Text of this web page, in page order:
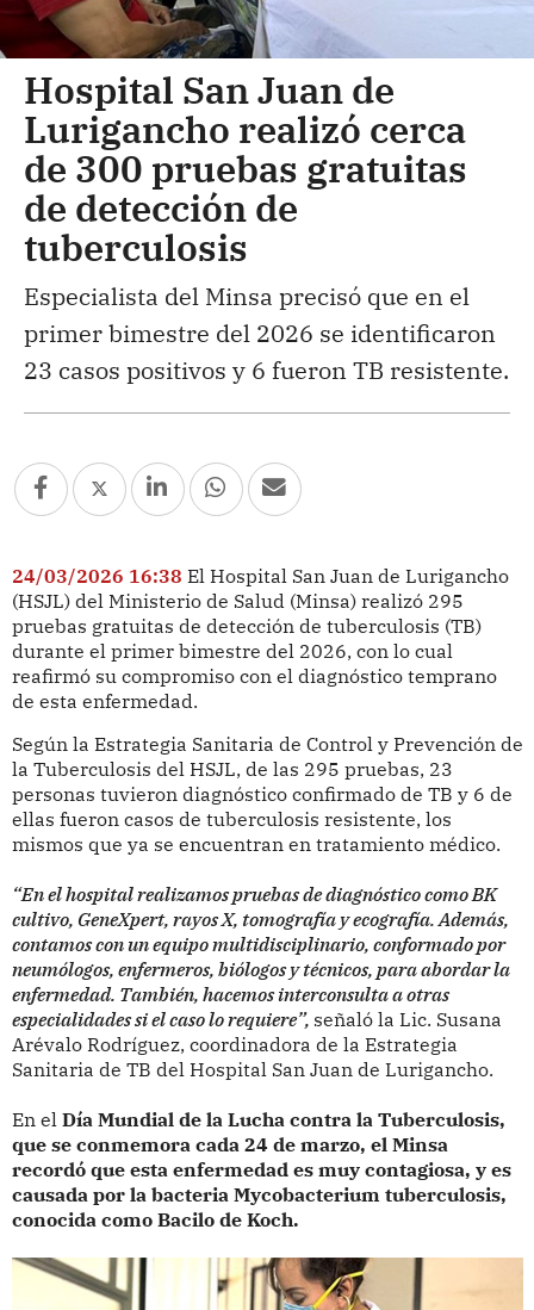
Hospital San Juan de
Lurigancho realizó cerca
de 300 pruebas gratuitas
de detección de
tuberculosis
Especialista del Minsa precisó que en el
primer bimestre del 2026 se identificaron
23 casos positivos y 6 fueron TB resistente.
24/03/2026 16:38 El Hospital San Juan de Lurigancho
(HSJL) del Ministerio de Salud (Minsa) realizó 295
pruebas gratuitas de detección de tuberculosis (TB)
durante el primer bimestre del 2026, con lo cual
reafirmó su compromiso con el diagnóstico temprano
de esta enfermedad.
Según la Estrategia Sanitaria de Control y Prevención de
la Tuberculosis del HSJL, de las 295 pruebas, 23
personas tuvieron diagnóstico confirmado de TB y 6 de
ellas fueron casos de tuberculosis resistente, los
mismos que ya se encuentran en tratamiento médico.
“En el hospital realizamos pruebas de diagnóstico como BK
cultivo, GeneXpert, rayos X, tomografía y ecografía. Además,
contamos con un equipo multidisciplinario, conformado por
neumólogos, enfermeros, biólogos y técnicos, para abordar la
enfermedad. También, hacemos interconsulta a otras
especialidades si el caso lo requiere”, señaló la Lic. Susana
Arévalo Rodríguez, coordinadora de la Estrategia
Sanitaria de TB del Hospital San Juan de Lurigancho.
En el Día Mundial de la Lucha contra la Tuberculosis,
que se conmemora cada 24 de marzo, el Minsa
recordó que esta enfermedad es muy contagiosa, y es
causada por la bacteria Mycobacterium tuberculosis,
conocida como Bacilo de Koch.